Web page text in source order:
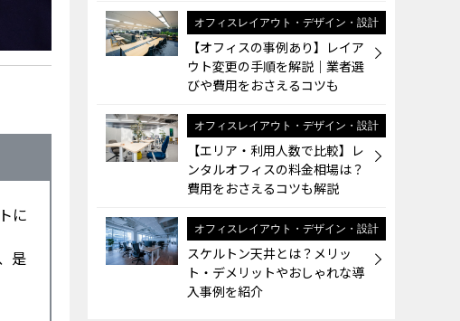
に
是
オフィスレイアウト・デザイン・設計
【オフィスの事例あり】レイア
ウト変更の手順を解説｜業者選
びや費用をおさえるコツも
オフィスレイアウト・デザイン・設計
【エリア・利用人数で比較】レ
ンタルオフィスの料金相場は？
費用をおさえるコツも解説
オフィスレイアウト・デザイン・設計
スケルトン天井とは？メリッ
ト・デメリットやおしゃれな導
入事例を紹介